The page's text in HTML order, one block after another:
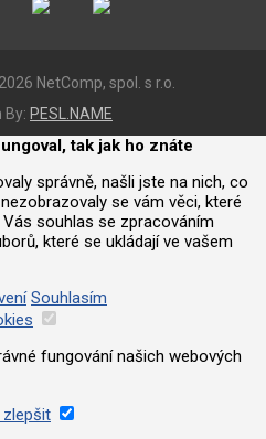
NetComp, spol. s r.o.
By: PESL.NAME
tak jak ho znáte
správně, našli jste na nich, co
se vám věci, které
souhlas se zpracováním
které se ukládají ve vašem
Souhlasím
fungování našich webových